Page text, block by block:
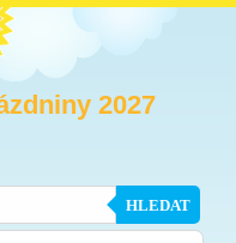
2027
HLEDAT